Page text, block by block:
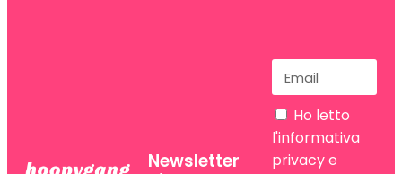
Newsletter
Ho letto
l'informativa
privacye